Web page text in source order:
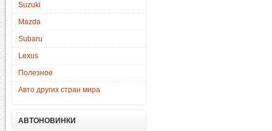
Suzuki
Mazda
Subaru
Lexus
Полезное
Авто других стран мира
АВТОНОВИНКИ